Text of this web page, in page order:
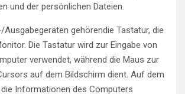
und der persönlichen Dateien.
Ausgabegeräten gehörendie Tastatur, die
Die Tastatur wird zur Eingabe von
verwendet, während die Maus zur
auf dem Bildschirm dient. Auf dem
Informationen des Computers